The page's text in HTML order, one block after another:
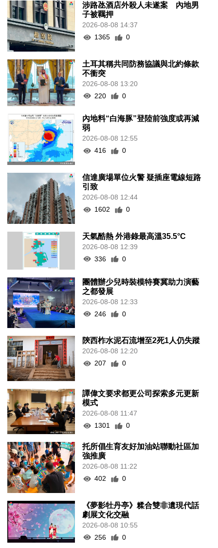
涉路氹酒店外殺人未遂案 內地男
子被羈押
2026-08-08 14:37
1365
0
土耳其稱共同防務協議與北約條款
不衝突
2026-08-08 13:20
220
0
內地料“白海豚”登陸前強度或再減
弱
2026-08-08 12:55
416
0
信達廣場單位火警 疑插座電線短路
引致
2026-08-08 12:44
1602
0
天氣酷熱 外港錄最高溫35.5°C
2026-08-08 12:39
336
0
團體辦少兒時裝模特賽冀助力演藝
之都發展
2026-08-08 12:33
246
0
陝西柞水泥石流增至2死1人仍失蹤
2026-08-08 12:20
207
0
譚偉文要求都更公司探索多元更新
模式
2026-08-08 11:47
1301
0
托所倡生育友好加油站聯動社區加
強推廣
2026-08-08 11:22
402
0
《夢影牡丹亭》糅合雙非遺現代話
劇展文化交融
2026-08-08 10:55
256
0